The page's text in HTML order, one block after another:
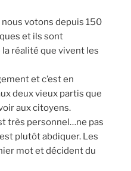
votons depuis 150
et ils sont
réalité que vivent les
et c’est en
deux vieux partis que
aux citoyens.
très personnel…ne pas
plutôt abdiquer. Les
mot et décident du